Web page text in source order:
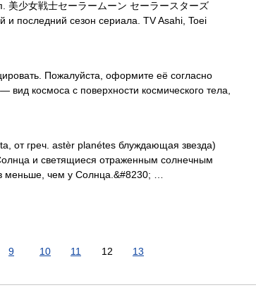
美少女戦士セーラームーン セーラースターズ
последний сезон сериала. TV Asahi, Toei
Пожалуйста, оформите её согласно
космоса с поверхности космического тела,
от греч. astèr planétes блуждающая звезда)
и светящиеся отраженным солнечным
меньше, чем у Солнца.&#8230; …
9 10 11 12 13